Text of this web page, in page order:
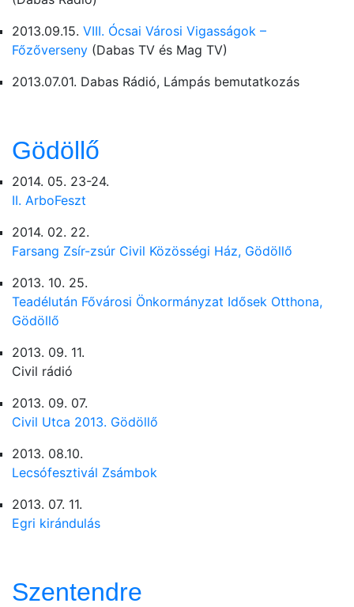
2013.09.15. VIII. Ócsai Városi Vigasságok –
Főzőverseny (Dabas TV és Mag TV)
2013.07.01. Dabas Rádió, Lámpás bemutatkozás
Gödöllő
2014. 05. 23-24.
II. ArboFeszt
2014. 02. 22.
Farsang Zsír-zsúr Civil Közösségi Ház, Gödöllő
2013. 10. 25.
Teadélután Fővárosi Önkormányzat Idősek Otthona,
Gödöllő
2013. 09. 11.
Civil rádió
2013. 09. 07.
Civil Utca 2013. Gödöllő
2013. 08.10.
Lecsófesztivál Zsámbok
2013. 07. 11.
Egri kirándulás
Szentendre